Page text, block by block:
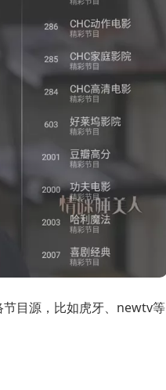
目源，比如虎牙、newtv等